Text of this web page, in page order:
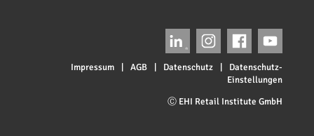
Impressum AGB Datenschutz
Datenschutz-
Einstellungen
Ⓒ EHI Retail Institute GmbH